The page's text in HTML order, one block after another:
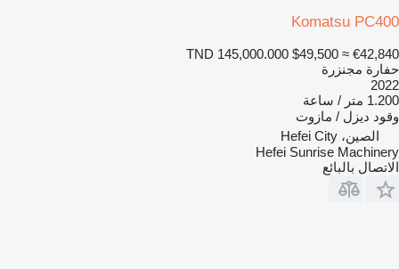
Komatsu PC400
TND 145,000.000 $49,500 ≈ €42,840
حفارة مجنزرة
2022
1.200 متر / ساعة
وقود ديزل / مازوت
الصين، Hefei City
Hefei Sunrise Machinery
الاتصال بالبائع